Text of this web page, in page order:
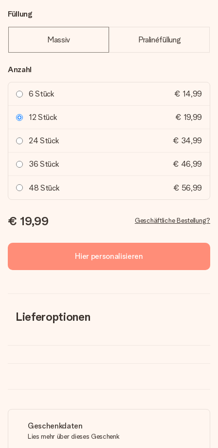
Füllung
Massiv Pralinéfüllung
Anzahl
6 Stück € 14,99
12 Stück € 19,99
24 Stück € 34,99
36 Stück € 46,99
48 Stück € 56,99
€ 19,99 Geschäftliche Bestellung?
Hier personalisieren
Lieferoptionen
Geschenkdaten
Lies mehr über dieses Geschenk